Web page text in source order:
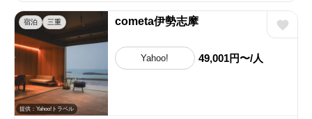
宿泊 三重
提供：Yahoo!トラベル
cometa伊勢志摩
Yahoo! 49,001円〜/人